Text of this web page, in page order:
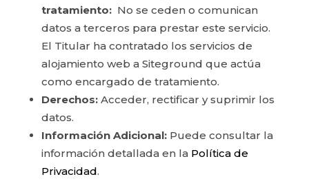
tratamiento:No se ceden o comunican
datos a terceros para prestar este servicio.
El Titular ha contratado los servicios de
alojamiento web a Siteground que actúa
como encargado de tratamiento.
Derechos:Acceder, rectificar y suprimir los
datos.
Información Adicional:Puede consultar la
información detallada en la Política de
Privacidad.